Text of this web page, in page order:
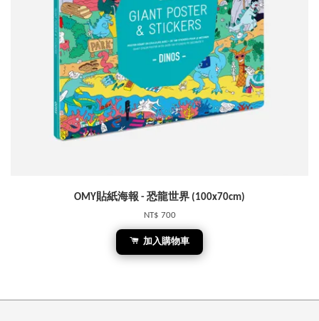
OMY貼紙海報 - 恐龍世界 (100x70cm)
NT$ 700
加入購物車